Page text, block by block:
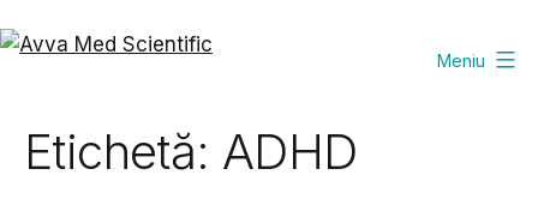
la
Scientific
Meniu
Etichetă: ADHD